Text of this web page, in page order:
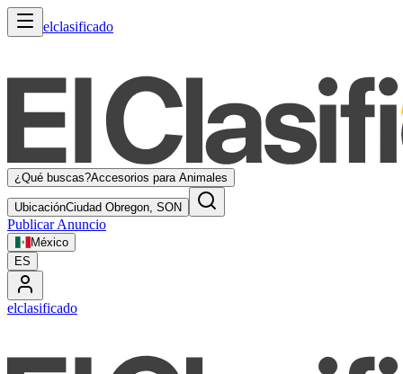
elclasificado
¿Qué buscas?Accesorios para Animales
UbicaciónCiudad Obregon, SON
Publicar Anuncio
México
ES
elclasificado